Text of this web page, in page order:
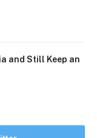
and Still Keep an